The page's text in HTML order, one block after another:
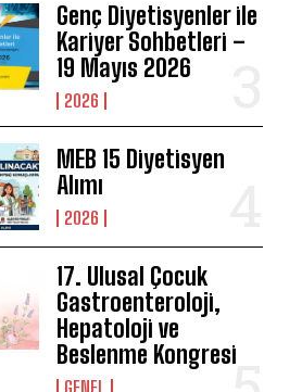
Genç Diyetisyenler ile
Kariyer Sohbetleri –
19 Mayıs 2026
2026
MEB 15 Diyetisyen
Alımı
2026
17. Ulusal Çocuk
Gastroenteroloji,
Hepatoloji ve
Beslenme Kongresi
GENEL